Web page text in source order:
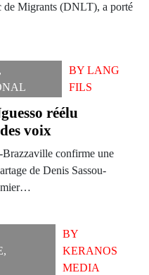
de Migrants (DNLT), a porté
,
BYLANG
FILS
réélu
voix
confirme une
de Denis Sassou-
,
BY
KERANOS
MEDIA